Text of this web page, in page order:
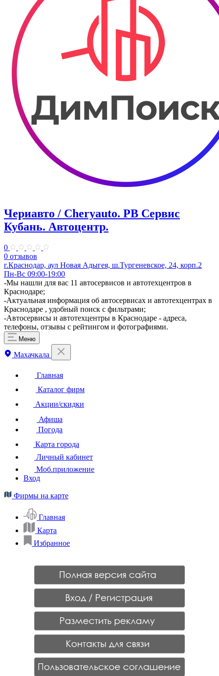
Чериавто / Cheryauto. РВ Сервис
Кубань. Автоцентр.
0
0 отзывов
г.Краснодар, аул Новая Адыгея, ш.Тургеневское, 24, корп.2
Пн-Вс 09:00-19:00
-Мы нашли для вас 11 автосервисов и автотехцентров в
Краснодаре;
-Актуальная информация об автосервисах и автотехцентрах в
Краснодаре , удобный поиск с фильтрами;
-Автосервисы и автотехцентры в Краснодаре - адреса,
телефоны, отзывы с рейтингом и фотографиями.
Меню
Махачкала
Главная
Каталог фирм
Акции/скидки
Афиша
Погода
Карта города
Личный кабинет
Моб.приложение
Вход
Фирмы на карте
Главная
Карта
Избранное